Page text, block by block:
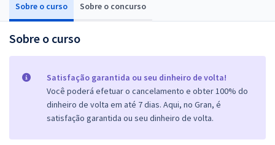
Sobre o curso Sobre o concurso
Sobre o curso
Satisfação garantida ou seu dinheiro de volta!
Você poderá efetuar o cancelamento e obter 100% do
dinheiro de volta em até 7 dias. Aqui, no Gran, é
satisfação garantida ou seu dinheiro de volta.